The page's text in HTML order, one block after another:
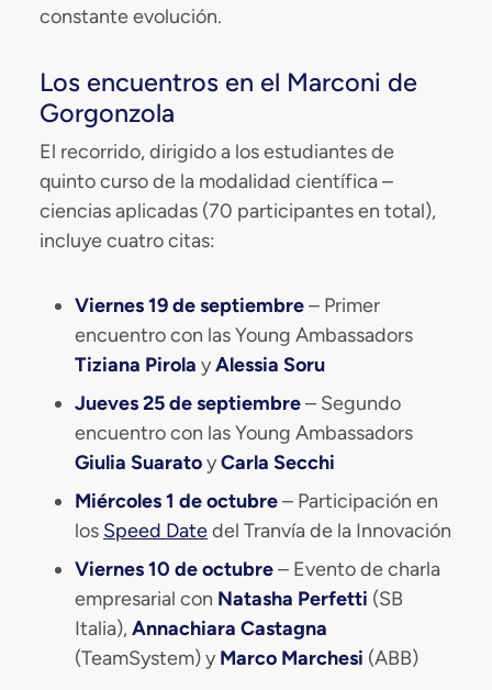
constante evolución.
Los encuentros en el Marconi de
Gorgonzola
El recorrido, dirigido a los estudiantes de
quinto curso de la modalidad científica –
ciencias aplicadas (70 participantes en total),
incluye cuatro citas:
Viernes 19 de septiembre– Primer
encuentro con las Young Ambassadors
Tiziana Pirola yAlessia Soru
Jueves 25 de septiembre– Segundo
encuentro con las Young Ambassadors
Giulia SuaratoyCarla Secchi
Miércoles 1 de octubre– Participación en
los Speed Datedel Tranvía de la Innovación
Viernes 10 de octubre– Evento de charla
empresarial con Natasha Perfetti (SB
Italia),Annachiara Castagna
(TeamSystem) y Marco Marchesi (ABB)